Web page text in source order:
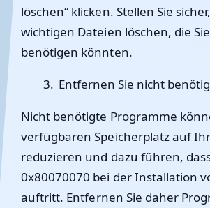
löschen“ klicken. Stellen Sie
wichtigen Dateien löschen, die
benötigen könnten.
Entfernen Sie nicht
Nicht benötigte Programme
verfügbaren Speicherplatz auf
reduzieren und dazu führen,
0x80070070 bei der Installation
auftritt. Entfernen Sie daher